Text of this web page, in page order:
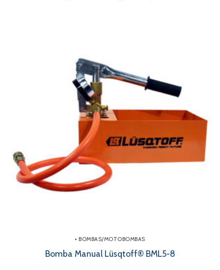
• BOMBAS/MOTOBOMBAS
Bomba Manual Lüsqtoff® BML5-8